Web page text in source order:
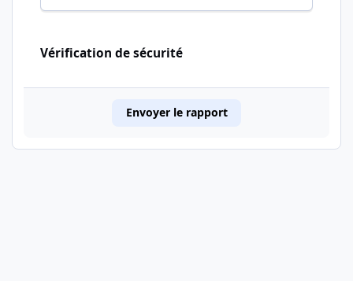
Vérification de sécurité
Envoyer le rapport